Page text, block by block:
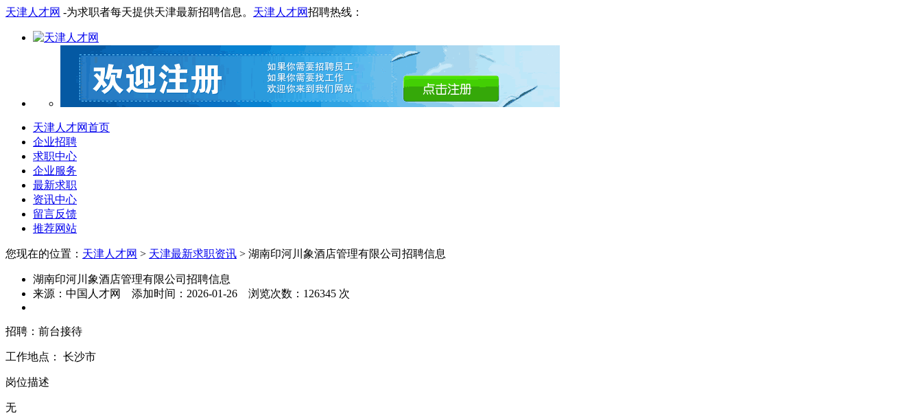
天津人才网 -为求职者每天提供天津最新招聘信息。 天津人才网招聘热线：
天津人才网首页
企业招聘
求职中心
企业服务
最新求职
资讯中心
留言反馈
推荐网站
您现在的位置： 天津人才网 > 天津最新求职资讯 > 湖南印河川象酒店管理有限公司招聘信息
湖南印河川象酒店管理有限公司招聘信息
来源： 中国人才网 添加时间： 2026-01-26 浏览次数： 126345 次
招聘：前台接待
工作地点： 长沙市
岗位描述
无